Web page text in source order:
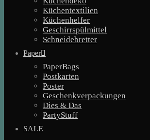
Küchentextilien
Küchenhelfer
Geschirrspülmittel
Schneidebretter
Paper
PaperBags
Postkarten
Poster
Geschenkverpackungen
Dies & Das
PartyStuff
SALE